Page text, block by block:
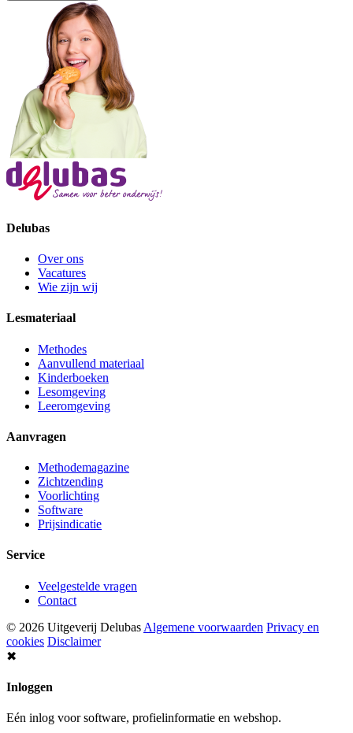
Delubas
Over ons
Vacatures
Wie zijn wij
Lesmateriaal
Methodes
Aanvullend materiaal
Kinderboeken
Lesomgeving
Leeromgeving
Aanvragen
Methodemagazine
Zichtzending
Voorlichting
Software
Prijsindicatie
Service
Veelgestelde vragen
Contact
© 2026 Uitgeverij Delubas Algemene voorwaarden Privacy en
cookies Disclaimer
✖
Inloggen
Eén inlog voor software, profielinformatie en webshop.